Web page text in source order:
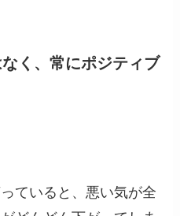
く、常にポジティブ
ていると、悪い気が全